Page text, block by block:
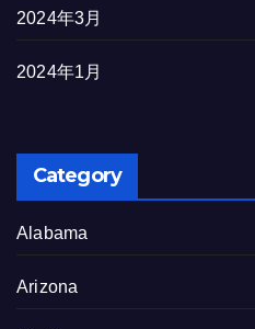
2024年3月
2024年1月
Category
Alabama
Arizona